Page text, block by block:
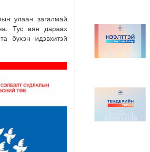
улаан загалмай
Тус аян дараах
бүхэн идэвхитэй